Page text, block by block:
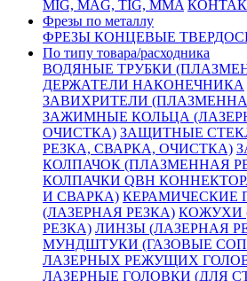
MIG, MAG, TIG, MMA
Фрезы по металлу
ФРЕЗЫ КОНЦЕВЫЕ
По типу товара/расходника
ВОДЯНЫЕ ТРУБКИ
ДЕРЖАТЕЛИ НАКОНЕЧНИКА
ЗАВИХРИТЕЛИ
ЗАЖИМНЫЕ КОЛЬЦА
ОЧИСТКА) ЗАЩИТНЫЕ
РЕЗКА, СВАРКА, ОЧИСТКА)
КОЛПАЧОК (ПЛАЗМЕННАЯ
КОЛПАЧКИ QBH
И СВАРКА) КЕРАМИЧЕСКИЕ
(ЛАЗЕРНАЯ РЕЗКА) КОЖУХИ
РЕЗКА) ЛИНЗЫ (ЛАЗЕРНАЯ
МУНДШТУКИ (ГАЗОВЫЕ
ЛАЗЕРНЫХ РЕЖУЩИХ
ЛАЗЕРНЫЕ ГОЛОВКИ (ДЛЯ